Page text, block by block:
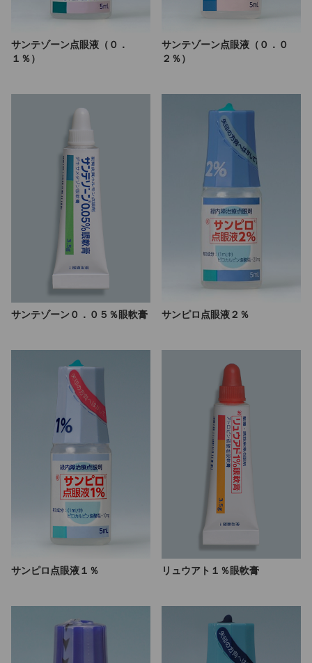
サンテゾーン点眼液（０．
１％）
サンテゾーン点眼液（０．０
２％）
サンテゾーン０．０５％眼軟膏 サンピロ点眼液２％
サンピロ点眼液１％ リュウアト１％眼軟膏